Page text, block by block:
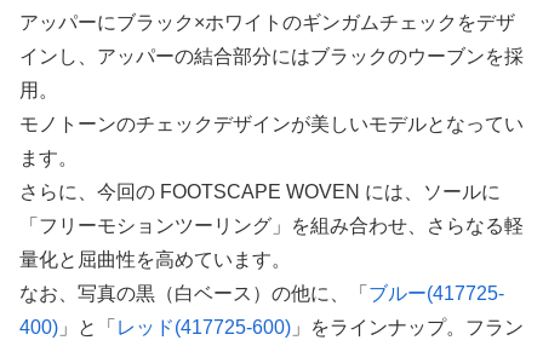
アッパーにブラック×ホワイトのギンガムチェックをデザ
インし、アッパーの結合部分にはブラックのウーブンを採
用。
モノトーンのチェックデザインが美しいモデルとなってい
ます。
さらに、今回の FOOTSCAPE WOVEN には、ソールに
「フリーモションツーリング」を組み合わせ、さらなる軽
量化と屈曲性を高めています。
なお、写真の黒（白ベース）の他に、「 ブルー(417725-
400) 」と「 レッド(417725-600) 」をラインナップ。フラン